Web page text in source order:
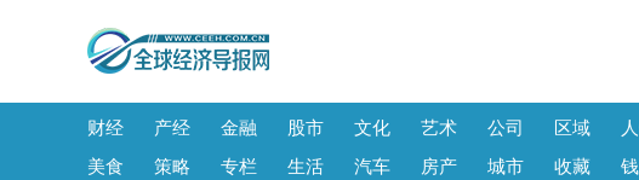
财经 产经 金融 股市 文化 艺术 公司 区域
美食
策略 专栏 生活 汽车 房产 城市 收藏